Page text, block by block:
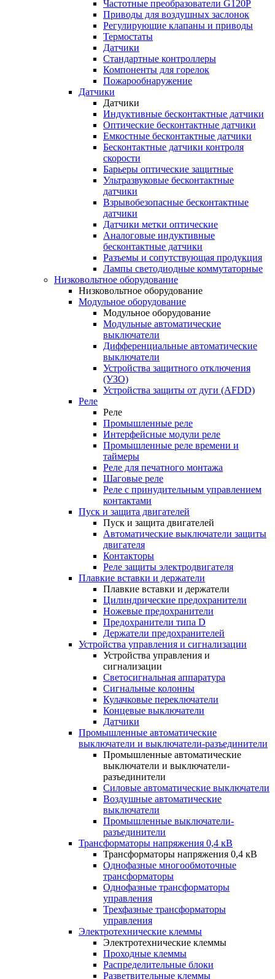
Частотные преобразователи G120P
Приводы для воздушных заслонок
Регулирующие клапаны и приводы
Термостаты
Датчики
Стандартные контроллеры
Компоненты для горелок
Пожарообнаружение
Датчики
Датчики
Индуктивные бесконтактные датчики
Оптические бесконтактные датчики
Емкостные бесконтактные датчики
Бесконтактные датчики контроля
скорости
Барьеры оптические защитные
Ультразвуковые бесконтактные
датчики
Взрывобезопасные бесконтактные
датчики
Датчики метки оптические
Аналоговые индуктивные
бесконтактные датчики
Разъемы и сопутствующая продукция
Лампы светодиодные коммутаторные
Низковольтное оборудование
Низковольтное оборудование
Модульное оборудование
Модульное оборудование
Модульные автоматические
выключатели
Дифференциальные автоматические
выключатели
Устройства защитного отключения
(УЗО)
Устройства защиты от дуги (AFDD)
Реле
Реле
Промышленные реле
Интерфейсные модули реле
Промышленные реле времени и
таймеры
Реле для печатного монтажа
Шаговые реле
Реле с принудительным управлением
контактами
Пуск и защита двигателей
Пуск и защита двигателей
Автоматические выключатели защиты
двигателя
Контакторы
Реле защиты электродвигателя
Плавкие вставки и держатели
Плавкие вставки и держатели
Цилиндрические предохранители
Ножевые предохранители
Предохранители типа D
Держатели предохранителей
Устройства управления и сигнализации
Устройства управления и
сигнализации
Светосигнальная аппаратура
Сигнальные колонны
Кулачковые переключатели
Концевые выключатели
Датчики
Промышленные автоматические
выключатели и выключатели-разъединители
Промышленные автоматические
выключатели и выключатели-
разъединители
Силовые автоматические выключатели
Воздушные автоматические
выключатели
Промышленные выключатели-
разъединители
Трансформаторы напряжения 0,4 кВ
Трансформаторы напряжения 0,4 кВ
Однофазные многообмоточные
трансформаторы
Однофазные трансформаторы
управления
Трехфазные трансформаторы
управления
Электротехнические клеммы
Электротехнические клеммы
Проходные клеммы
Распределительные блоки
Разветвительные клеммы